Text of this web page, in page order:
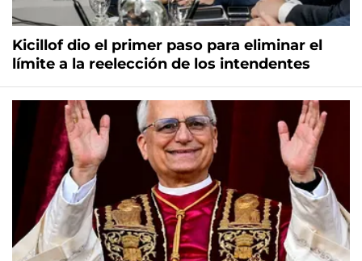
Kicillof dio el primer paso para eliminar el
límite a la reelección de los intendentes